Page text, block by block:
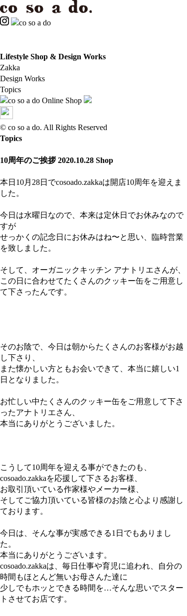
Lifestyle Shop & Design Works
Zakka
Design Works
Topics
Online Shop
© co so a do. All Rights Reserved
Topics
10周年のご挨拶2020.10.28 Shop
本日10月28日でcosoado.zakkaは開店10周年を迎えま
した。
今日は水曜日なので、本来は定休日でお休みなので
すが
せっかくの記念日にお休みはね〜と思い、臨時営業
を致しました。
そして、オーガニックキッチン アナトリエさんが、
この日に合わせてたくさんのクッキー缶をご用意し
て下さったんです。
そのお陰で、今日は朝からたくさんのお客様がお越
し下さり、
また懐かしい方ともお会いできて、本当に嬉しい1
日となりました。
お忙しい中たくさんのクッキー缶をご用意して下さ
ったアナトリエさん、
本当にありがとうございました。
こうして10周年を迎える事ができたのも、
cosoado.zakkaを応援して下さるお客様、
お取引頂いている作家様やメーカー様、
そしてご協力頂いている皆様のお陰と心より感謝し
ております。
今日は、そんな事が実感できる1日でもありまし
た。
本当にありがとうございます。
cosoado.zakkaは、毎日仕事や育児に追われ、自分の
時間もほとんど無いお母さんた達に
少しでもホッとできる時間を…そんな思いでスター
トさせてお店です。